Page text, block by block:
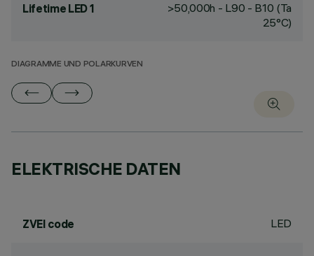
Lifetime LED 1
>50,000h - L90 - B10 (Ta
25°C)
DIAGRAMME UND POLARKURVEN
ELEKTRISCHE DATEN
ZVEI code LED